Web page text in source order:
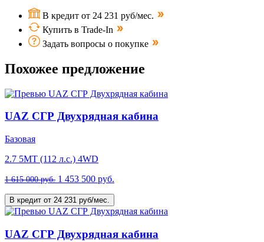
В кредит от 24 231 руб/мес.
Купить в Trade-In
Задать вопросы о покупке
Похожее предложение
UAZ СГР Двухрядная кабина
Базовая
2.7 5MT (112 л.с.) 4WD
1 615 000 руб. 1 453 500 руб.
В кредит от 24 231 руб/мес.
UAZ СГР Двухрядная кабина